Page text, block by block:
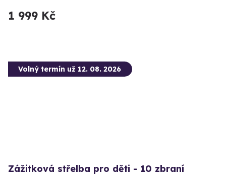
1 999 Kč
Volný termín už 12. 08. 2026
Zážitková střelba pro děti - 10 zbraní